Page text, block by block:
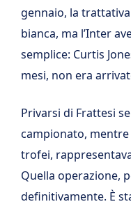
gennaio, la
bianca, ma l’Inter
semplice: Curtis
mesi, non era
Privarsi di Frattesi
campionato,
trofei,
Quella operazione,
definitivamente. È